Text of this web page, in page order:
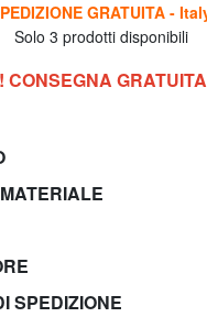
GRATUITA -
Solo 3 prodotti disponibili
CONSEGNA
SPEDIZIONE